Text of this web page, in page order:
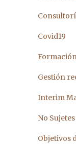
Covid19
Gestión
Interim
No Sujetes
Objetivos